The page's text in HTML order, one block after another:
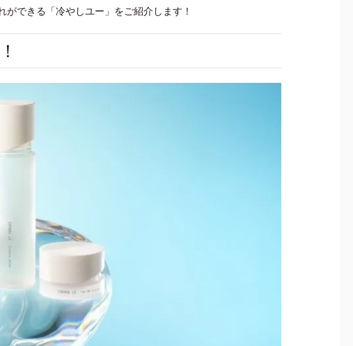
できる「冷やしユー」をご紹介します！